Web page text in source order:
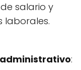
salario y
laborales.
: